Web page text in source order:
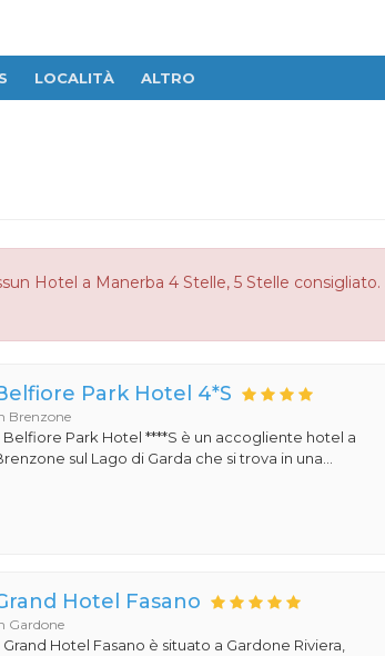
LOCALITÀ ALTRO
Hotel a Manerba 4 Stelle, 5 Stelle
Park Hotel 4*S
Brenzone
Belfiore Park Hotel ****S è un accogliente hotel a
sul Lago di Garda che si trova in una...
Hotel Fasano
Gardone
Grand Hotel Fasano è situato a Gardone Riviera,